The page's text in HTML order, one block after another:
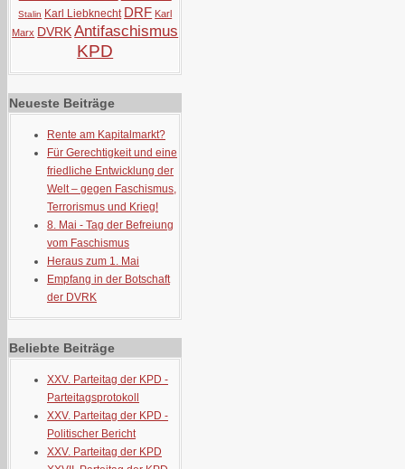
Stalin Karl Liebknecht DRF Karl
Marx DVRKAntifaschismus
KPD
Neueste Beiträge
Rente am Kapitalmarkt?
Für Gerechtigkeit und eine
friedliche Entwicklung der
Welt – gegen Faschismus,
Terrorismus und Krieg!
8. Mai - Tag der Befreiung
vom Faschismus
Heraus zum 1. Mai
Empfang in der Botschaft
der DVRK
Beliebte Beiträge
XXV. Parteitag der KPD -
Parteitagsprotokoll
XXV. Parteitag der KPD -
Politischer Bericht
XXV. Parteitag der KPD